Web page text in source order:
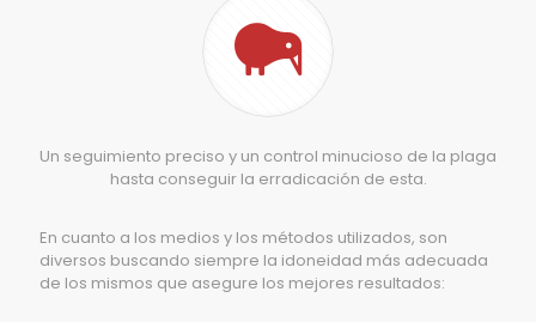
Un seguimiento preciso y un control minucioso de la plaga
hasta conseguir la erradicación de esta.
En cuanto a los medios y los métodos utilizados, son
diversos buscando siempre la idoneidad más adecuada
de los mismos que asegure los mejores resultados: